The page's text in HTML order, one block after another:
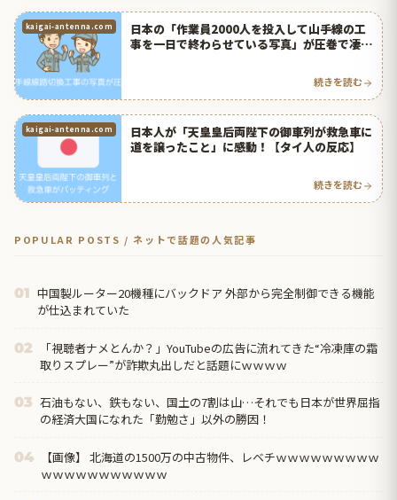
kaigai-antenna.com
日本の「作業員2000人を投入して山手線の工
事を一日で終わらせている写真」が圧巻で凄す
続きを読む
kaigai-antenna.com
日本人が「天皇皇后両陛下の御車列が救急車に
道を譲ったこと」に感動！【タイ人の反応】
続きを読む
POPULAR POSTS / ネットで話題の人気記事
01 中国製ルーター20機種にバックドア 外部から完全制御できる機能
が仕込まれていた
02
「視聴者ナメとんか？」YouTubeの広告に流れてきた“冷凍庫の霜
取りスプレー”が詐欺丸出しだと話題にｗｗｗｗ
03 石油もない、鉄もない、国土の7割は山…それでも日本が世界屈指
の経済大国になれた「勤勉さ」以外の勝因！
04
【画像】 北海道の1500万の中古物件、レベチｗｗｗｗｗｗｗｗｗ
ｗｗｗｗｗｗｗｗｗｗｗ